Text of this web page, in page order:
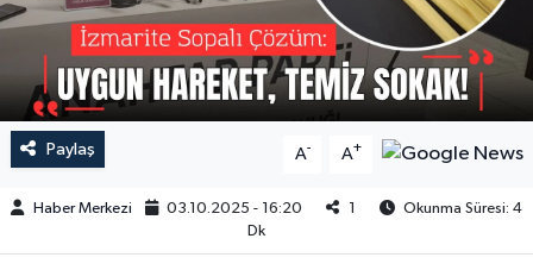
Paylaş A- A+
Haber Merkezi 03.10.2025 - 16:20
Okunma Süresi: 4
Dk